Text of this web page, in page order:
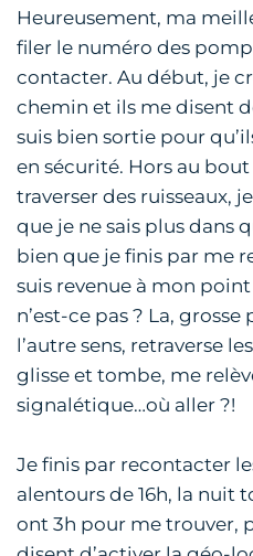
Heureusement, ma
filer le numéro des
contacter. Au début, je
chemin et ils me disent
suis bien sortie pour
en sécurité. Hors au
traverser des ruisseaux,
que je ne sais plus dans
bien que je finis par me
suis revenue à mon
n’est-ce pas ? La,
l’autre sens, retraverse
glisse et tombe, me
signalétique…où aller ?!
Je finis par recontacter
alentours de 16h, la nuit
ont 3h pour me trouver,